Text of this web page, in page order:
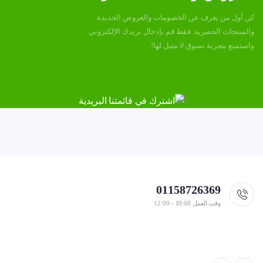
كن أول من يعرف عن الخصومات والعروض الجديدة
والمنتجات الحصرية. فقط قم بإدخال بريدك الإلكتروني
واستمتع بتجربة تسوق لا مثيل لها!
01158726369
وقت العمل 10:00 - 12:00